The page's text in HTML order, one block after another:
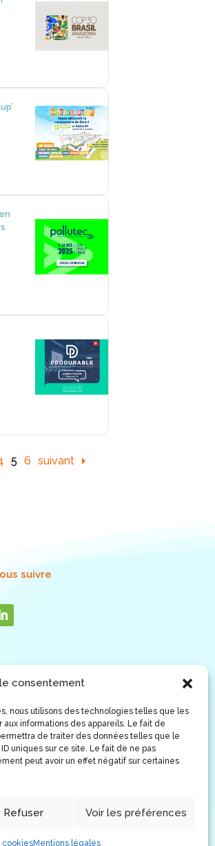
consentement
nous utilisons des technologies telles que les
informations des appareils. Le fait de
de traiter des données telles que le
uniques sur ce site. Le fait de ne pas
peut avoir un effet négatif sur certaines
Refuser Voir les préférences
cookiesMentions légales
5 6 suivant
suivre